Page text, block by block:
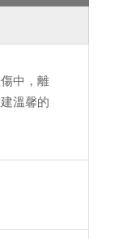
中，離
溫馨的